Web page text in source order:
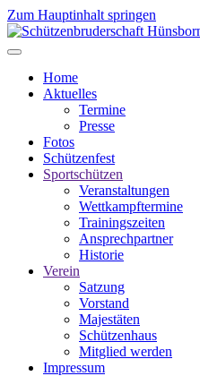
Zum Hauptinhalt springen
Home
Aktuelles
Termine
Presse
Fotos
Schützenfest
Sportschützen
Veranstaltungen
Wettkampftermine
Trainingszeiten
Ansprechpartner
Historie
Verein
Satzung
Vorstand
Majestäten
Schützenhaus
Mitglied werden
Impressum